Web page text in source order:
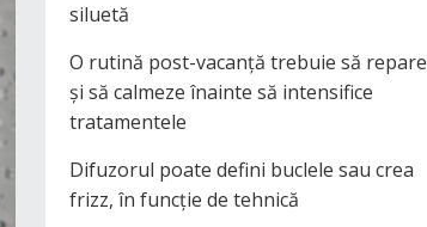
siluetă
O rutină post-vacanță trebuie să repare
și să calmeze înainte să intensifice
tratamentele
Difuzorul poate defini buclele sau crea
frizz, în funcție de tehnică